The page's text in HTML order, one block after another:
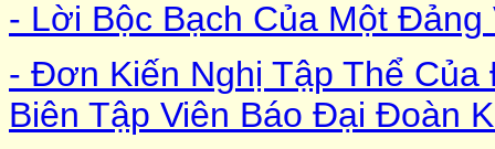
- Lời Bộc Bạch Của Một Đảng
- Đơn Kiến Nghị Tập Thể
Biên Tập Viên Báo Đại Đoàn